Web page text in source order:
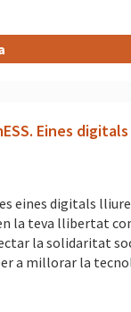
Eines
eines digitals
la teva llibertat
la solidaritat
a millorar la